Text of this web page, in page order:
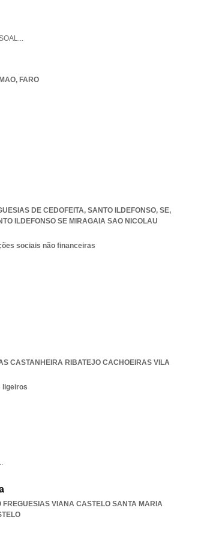
...
, FARO
DE CEDOFEITA, SANTO ILDEFONSO, SE,
ILDEFONSO SE MIRAGAIA SAO NICOLAU
sociais não financeiras
CASTANHEIRA RIBATEJO CACHOEIRAS VILA
ligeiros
FREGUESIAS VIANA CASTELO SANTA MARIA